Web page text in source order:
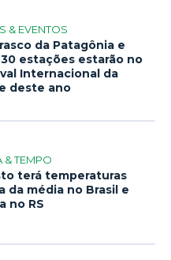
& EVENTOS
da Patagônia e
30 estações estarão no
Internacional da
deste ano
& TEMPO
terá temperaturas
da média no Brasil e
no RS